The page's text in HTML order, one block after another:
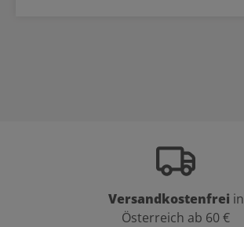
Versandkostenfrei in
Österreich ab 60 €